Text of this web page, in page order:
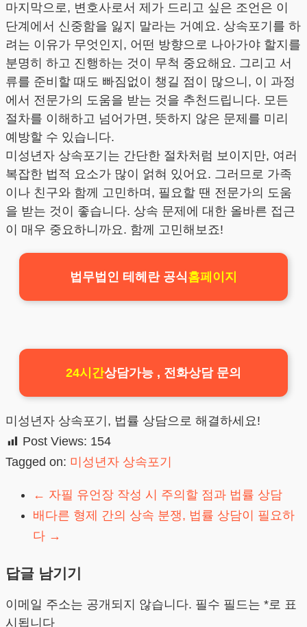
마지막으로, 변호사로서 제가 드리고 싶은 조언은 이
단계에서 신중함을 잃지 말라는 거예요. 상속포기를 하
려는 이유가 무엇인지, 어떤 방향으로 나아가야 할지를
분명히 하고 진행하는 것이 무척 중요해요. 그리고 서
류를 준비할 때도 빠짐없이 챙길 점이 많으니, 이 과정
에서 전문가의 도움을 받는 것을 추천드립니다. 모든
절차를 이해하고 넘어가면, 뜻하지 않은 문제를 미리
예방할 수 있습니다.
미성년자 상속포기는 간단한 절차처럼 보이지만, 여러
복잡한 법적 요소가 많이 얽혀 있어요. 그러므로 가족
이나 친구와 함께 고민하며, 필요할 땐 전문가의 도움
을 받는 것이 좋습니다. 상속 문제에 대한 올바른 접근
이 매우 중요하니까요. 함께 고민해보죠!
법무법인 테헤란 공식홈페이지
24시간상담가능 , 전화상담 문의
미성년자 상속포기, 법률 상담으로 해결하세요!
Post Views: 154
Tagged on: 미성년자 상속포기
← 자필 유언장 작성 시 주의할 점과 법률 상담
배다른 형제 간의 상속 분쟁, 법률 상담이 필요하
다 →
답글 남기기
이메일 주소는 공개되지 않습니다. 필수 필드는 *로 표
시됩니다